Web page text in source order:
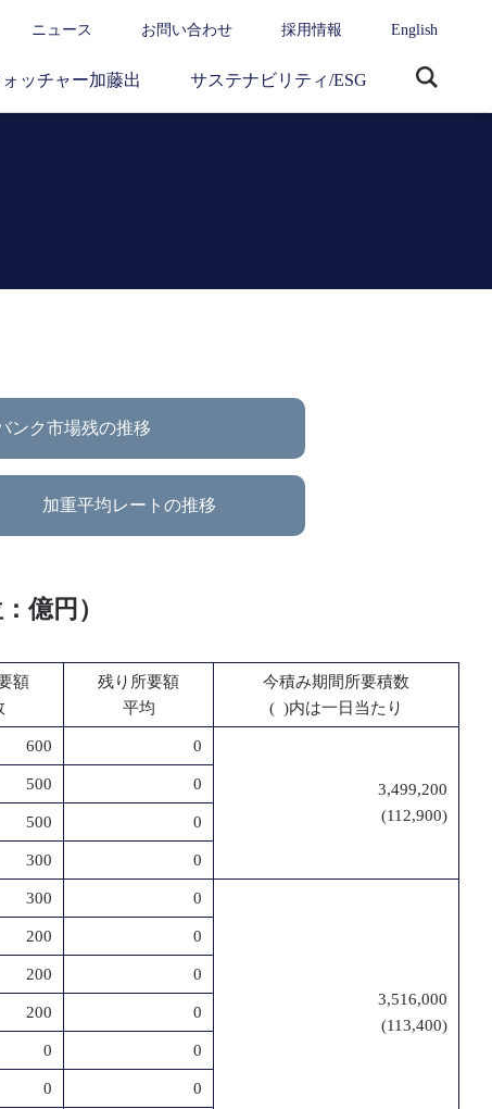
ニュース お問い合わせ 採用情報 English
ォッチャー加藤出 サステナビリティ/ESG
ンク市場残の推移
加重平均レートの推移
億円）
額
残り所要額
平均
今積み期間所要積数
( )内は一日当たり
600 0
3,499,200
(112,900)
500 0
500 0
300 0
300 0
3,516,000
(113,400)
200 0
200 0
200 0
0 0
0 0